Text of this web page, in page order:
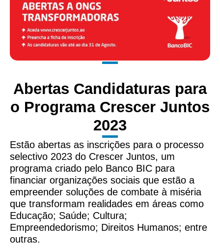
Abertas Candidaturas para
o Programa Crescer Juntos
2023
Estão abertas as inscrições para o processo
selectivo 2023 do Crescer Juntos, um
programa criado pelo Banco BIC para
financiar organizações sociais que estão a
empreender soluções de combate à miséria
que transformam realidades em áreas como
Educação; Saúde; Cultura;
Empreendedorismo; Direitos Humanos; entre
outras.